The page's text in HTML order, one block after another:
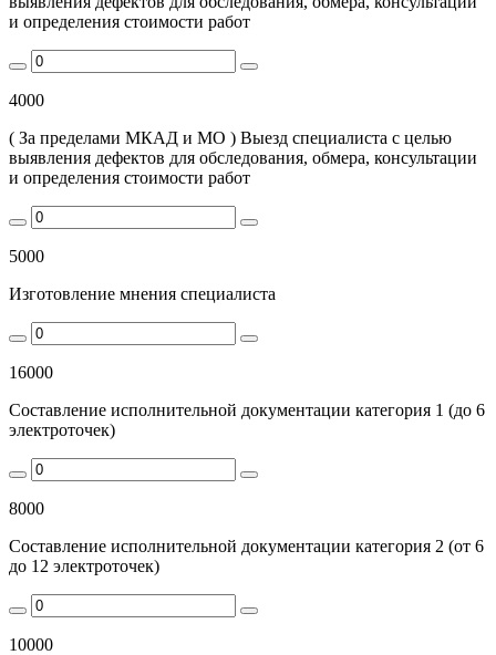
и определения стоимости работ
4000
( За пределами МКАД и МО ) Выезд специалиста с целью
выявления дефектов для обследования, обмера, консультации
и определения стоимости работ
5000
Изготовление мнения специалиста
16000
Составление исполнительной документации категория 1 (до 6
электроточек)
8000
Составление исполнительной документации категория 2 (от 6
до 12 электроточек)
10000